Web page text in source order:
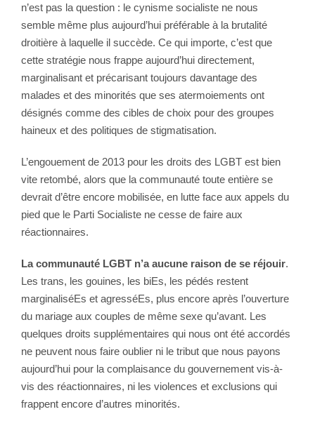
n’est pas la question : le cynisme socialiste ne nous
semble même plus aujourd’hui préférable à la brutalité
droitière à laquelle il succède. Ce qui importe, c’est que
cette stratégie nous frappe aujourd’hui directement,
marginalisant et précarisant toujours davantage des
malades et des minorités que ses atermoiements ont
désignés comme des cibles de choix pour des groupes
haineux et des politiques de stigmatisation.
L’engouement de 2013 pour les droits des LGBT est bien
vite retombé, alors que la communauté toute entière se
devrait d’être encore mobilisée, en lutte face aux appels du
pied que le Parti Socialiste ne cesse de faire aux
réactionnaires.
La communauté LGBT n’a aucune raison de se réjouir.
Les trans, les gouines, les biEs, les pédés restent
marginaliséEs et agresséEs, plus encore après l’ouverture
du mariage aux couples de même sexe qu’avant. Les
quelques droits supplémentaires qui nous ont été accordés
ne peuvent nous faire oublier ni le tribut que nous payons
aujourd’hui pour la complaisance du gouvernement vis-à-
vis des réactionnaires, ni les violences et exclusions qui
frappent encore d’autres minorités.